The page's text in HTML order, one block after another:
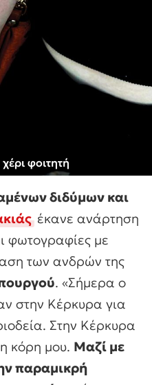
φοιτητή
διδύμων και
έκανε ανάρτηση
φωτογραφίες με
των ανδρών της
. «Σήμερα ο
στην Κέρκυρα για
Στην Κέρκυρα
κόρη μου. Μαζί με
παραμικρή